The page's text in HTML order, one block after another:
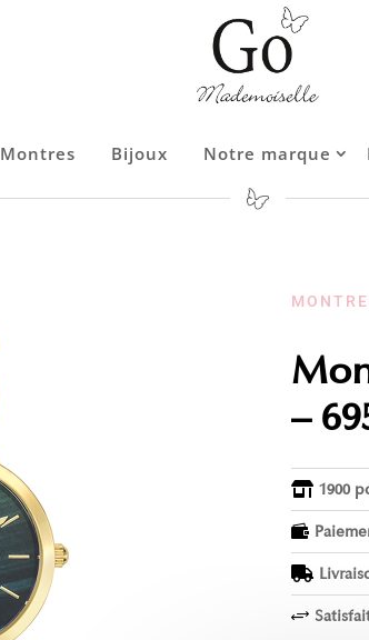
Montres Bijoux Notre marque
–
 1900


+